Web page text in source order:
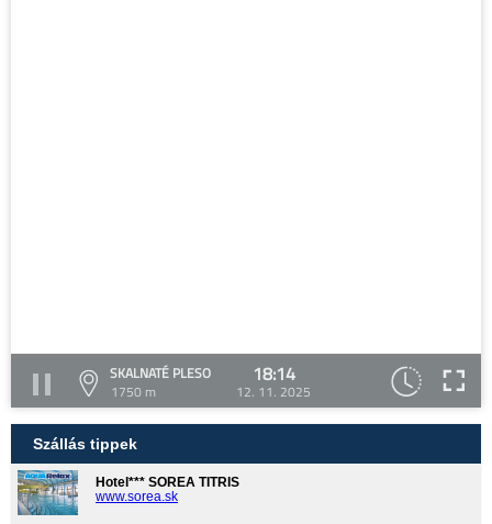
SKALNATÉ PLESO
1750 m
18:14
12. 11. 2025
Szállás tippek
Hotel*** SOREA TITRIS
www.sorea.sk